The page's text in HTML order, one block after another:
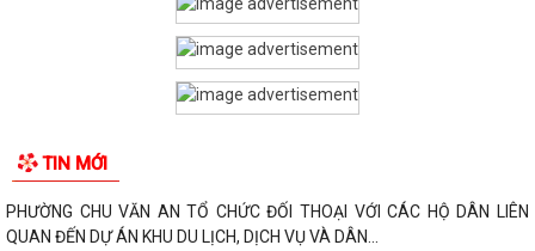
TIN MỚI
PHƯỜNG CHU VĂN AN TỔ CHỨC ĐỐI THOẠI VỚI CÁC HỘ DÂN LIÊN
QUAN ĐẾN DỰ ÁN KHU DU LỊCH, DỊCH VỤ VÀ DÂN...